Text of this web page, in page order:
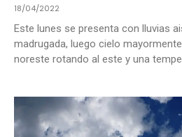
18/04/2022
Este lunes se presenta con lluvias
madrugada, luego cielo
noreste rotando al este y una